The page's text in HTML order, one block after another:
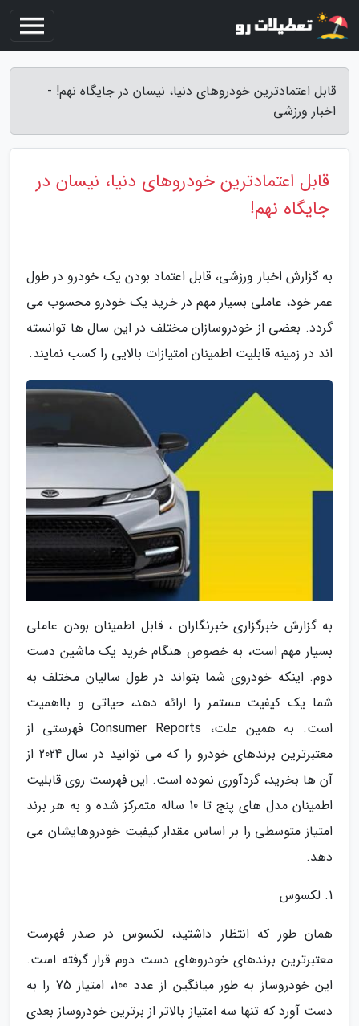
قابل اعتمادترین خودروهای دنیا، نیسان در جایگاه نهم! -
اخبار ورزشی
قابل اعتمادترین خودروهای دنیا، نیسان در
جایگاه نهم!
به گزارش اخبار ورزشی، قابل اعتماد بودن یک خودرو در طول
عمر خود، عاملی بسیار مهم در خرید یک خودرو محسوب می
گردد. بعضی از خودروسازان مختلف در این سال ها توانسته
اند در زمینه قابلیت اطمینان امتیازات بالایی را کسب نمایند.
به گزارش خبرگزاری خبرنگاران ، قابل اطمینان بودن عاملی
بسیار مهم است، به خصوص هنگام خرید یک ماشین دست
دوم. اینکه خودروی شما بتواند در طول سالیان مختلف به
شما یک کیفیت مستمر را ارائه دهد، حیاتی و بااهمیت
است. به همین علت، Consumer Reports فهرستی از
معتبرترین برندهای خودرو را که می توانید در سال 2024 از
آن ها بخرید، گردآوری نموده است. این فهرست روی قابلیت
اطمینان مدل های پنج تا 10 ساله متمرکز شده و به هر برند
امتیاز متوسطی را بر اساس مقدار کیفیت خودروهایشان می
دهد.
1. لکسوس
همان طور که انتظار داشتید، لکسوس در صدر فهرست
معتبرترین برندهای خودروهای دست دوم قرار گرفته است.
این خودروساز به طور میانگین از عدد 100، امتیاز 75 را به
دست آورد که تنها سه امتیاز بالاتر از برترین خودروساز بعدی